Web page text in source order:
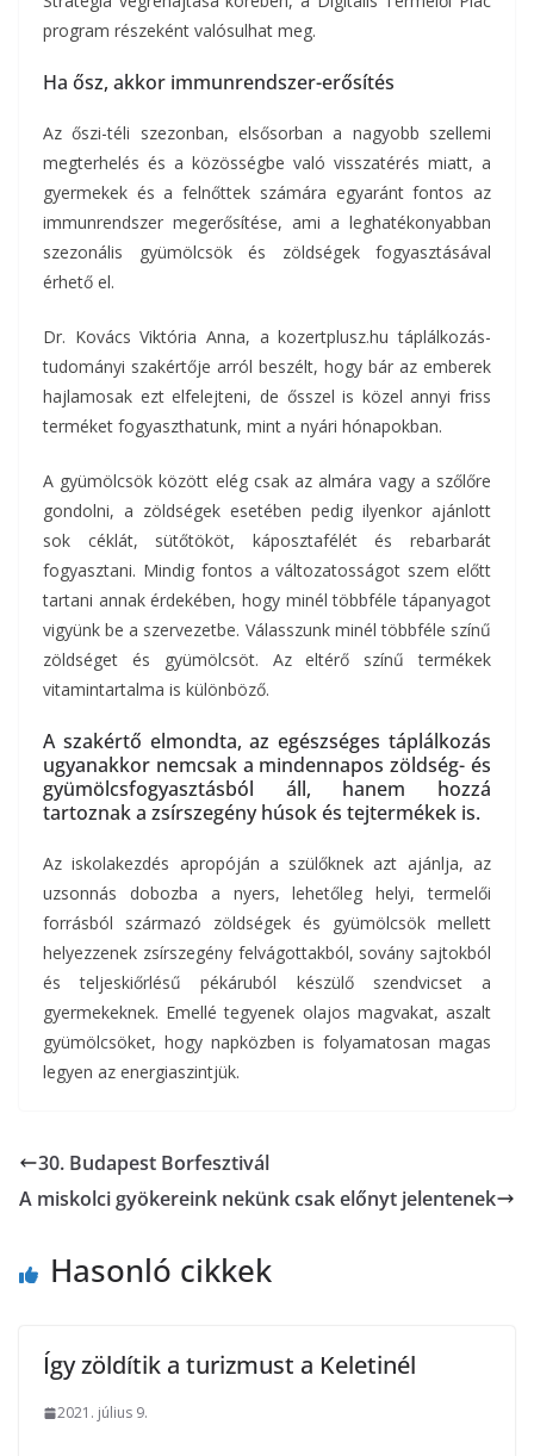
program részeként valósulhat meg.
Ha ősz, akkor immunrendszer-erősítés
Az őszi-téli szezonban, elsősorban a nagyobb szellemi
megterhelés és a közösségbe való visszatérés miatt, a
gyermekek és a felnőttek számára egyaránt fontos az
immunrendszer megerősítése, ami a leghatékonyabban
szezonális gyümölcsök és zöldségek fogyasztásával
érhető el.
Dr. Kovács Viktória Anna, a kozertplusz.hu táplálkozás-
tudományi szakértője arról beszélt, hogy bár az emberek
hajlamosak ezt elfelejteni, de ősszel is közel annyi friss
terméket fogyaszthatunk, mint a nyári hónapokban.
A gyümölcsök között elég csak az almára vagy a szőlőre
gondolni, a zöldségek esetében pedig ilyenkor ajánlott
sok céklát, sütőtököt, káposztafélét és rebarbarát
fogyasztani. Mindig fontos a változatosságot szem előtt
tartani annak érdekében, hogy minél többféle tápanyagot
vigyünk be a szervezetbe. Válasszunk minél többféle színű
zöldséget és gyümölcsöt. Az eltérő színű termékek
vitamintartalma is különböző.
A szakértő elmondta, az egészséges táplálkozás
ugyanakkor nemcsak a mindennapos zöldség- és
gyümölcsfogyasztásból áll, hanem hozzá
tartoznak a zsírszegény húsok és tejtermékek is.
Az iskolakezdés apropóján a szülőknek azt ajánlja, az
uzsonnás dobozba a nyers, lehetőleg helyi, termelői
forrásból származó zöldségek és gyümölcsök mellett
helyezzenek zsírszegény felvágottakból, sovány sajtokból
és teljeskiőrlésű pékáruból készülő szendvicset a
gyermekeknek. Emellé tegyenek olajos magvakat, aszalt
gyümölcsöket, hogy napközben is folyamatosan magas
legyen az energiaszintjük.
30. Budapest Borfesztivál
A miskolci gyökereink nekünk csak előnyt jelentenek
Hasonló cikkek
Így zöldítik a turizmust a Keletinél
2021. július 9.